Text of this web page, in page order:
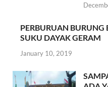
PERBURUAN
SUKU DAYAK GERAM
January 10, 2019